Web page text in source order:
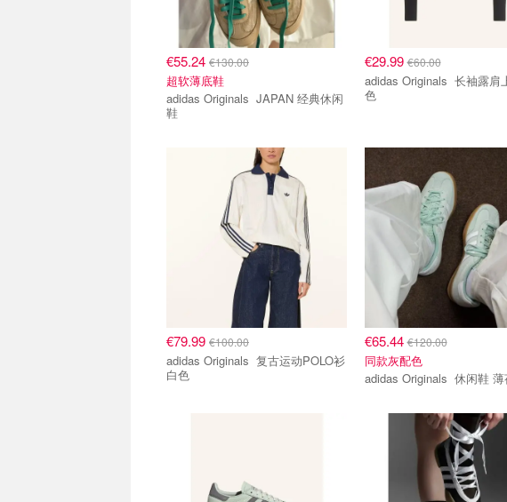
€55.24 €130.00
超软薄底鞋
adidas Originals JAPAN 经典休闲
鞋
€29.99€60.00
adidas Originals 长袖露肩上衣 黑
色
€79.99 €100.00
adidas Originals 复古运动POLO衫
白色
€65.44€120.00
同款灰配色
adidas Originals 休